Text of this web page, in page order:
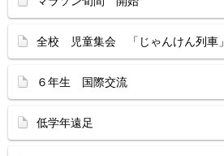
全校 児童集会 「じゃんけん列車」
６年生 国際交流
低学年遠足